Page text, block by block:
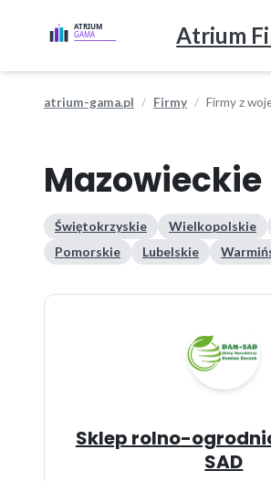
Atrium
atrium-gama.pl Firmy Firmy z
Mazowieckie
Świętokrzyskie Wielkopolskie
Pomorskie
Lubelskie
Sklep rolno-
SAD